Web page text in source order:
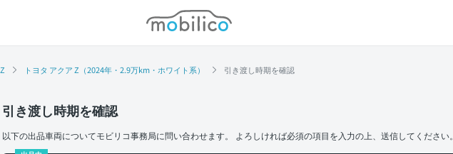
モビリコ
Z トヨタ アクア Z（2024年・2.9万km・ホワイト系） 引き渡し時期を確認
引き渡し時期を確認
以下の出品車両についてモビリコ事務局に問い合わせます。 よろしければ必須の項目を入力の上、送信してください。